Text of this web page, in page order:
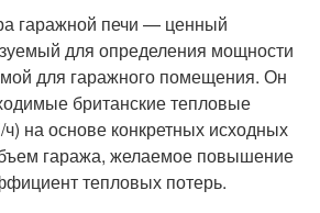
гаражной печи — ценный
для определения мощности
для гаражного помещения. Он
британские тепловые
на основе конкретных исходных
гаража, желаемое повышение
тепловых потерь.